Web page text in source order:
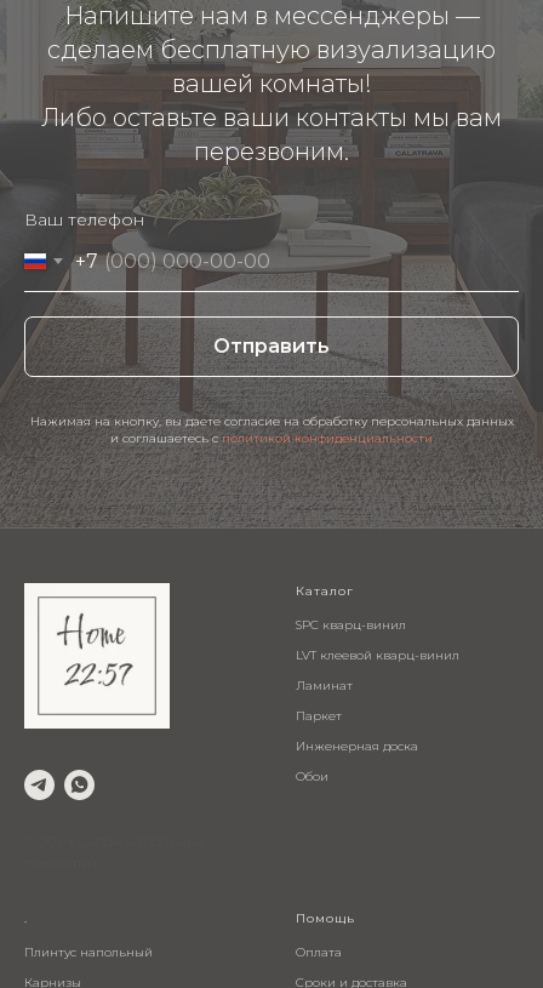
Напишите нам в мессенджеры —
сделаем бесплатную визуализацию
вашей комнаты!
Либо оставьте ваши контакты мы вам
перезвоним.
Ваш телефон
+7
Отправить
Нажимая на кнопку, вы даете согласие на обработку персональных данных
и соглашаетесь c политикой конфиденциальности
Каталог
SPC кварц-винил
LVT клеевой кварц-винил
Ламинат
Паркет
Инженерная доска
Обои
.
Плинтус напольный
Карнизы
Помощь
Оплата
Сроки и доставка